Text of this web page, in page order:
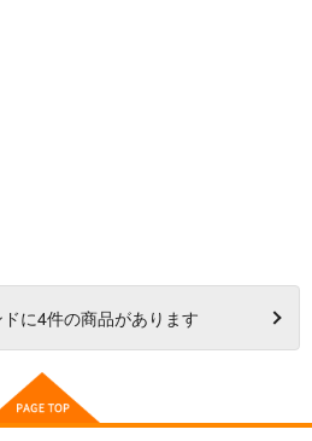
に4件の商品があります